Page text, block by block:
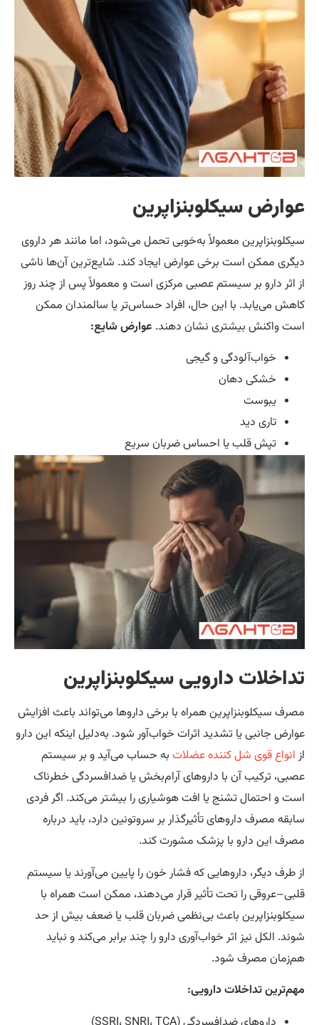
سیکلوبنزاپرین
معمولاً به‌خوبی تحمل می‌شود، اما مانند هر داروی
ممکن است برخی عوارض ایجاد کند. شایع‌ترین آن‌ها ناشی
دارو بر سیستم عصبی مرکزی است و معمولاً پس از چند روز
با این حال، افراد حساس‌تر یا سالمندان ممکن
بیشتری نشان دهند.عوارض شایع:
خواب‌آلودگی و گیجی
خشکی دهان
یبوست
تاری دید
تپش قلب یا احساس ضربان سریع
دارویی سیکلوبنزاپرین
همراه با برخی داروها می‌تواند باعث افزایش
جانبی یا تشدید اثرات خواب‌آور شود. به‌دلیل اینکه این دارو
قوی شل کننده عضلاتبه حساب می‌آید و بر سیستم
ترکیب آن با داروهای آرام‌بخش یا ضدافسردگی خطرناک
احتمال تشنج یا افت هوشیاری را بیشتر می‌کند. اگر فردی
مصرف داروهای تأثیرگذار بر سروتونین دارد، باید درباره
دارو با پزشک مشورت کند.
دیگر، داروهایی که فشار خون را پایین می‌آورند یا سیستم
را تحت تأثیر قرار می‌دهند، ممکن است همراه با
باعث بی‌نظمی ضربان قلب یا ضعف بیش از حد
نیز اثر خواب‌آوری دارو را چند برابر می‌کند و نباید
مصرف شود.
تداخلات دارویی: